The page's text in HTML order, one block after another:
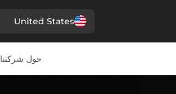
United States
حول شركتنا